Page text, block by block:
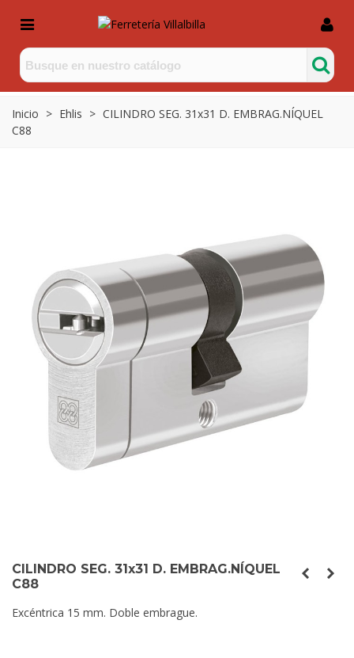
Inicio > Ehlis > CILINDRO SEG. 31x31 D. EMBRAG.NÍQUEL
C88
CILINDRO SEG. 31x31 D. EMBRAG.NÍQUEL
C88
Excéntrica 15 mm. Doble embrague.